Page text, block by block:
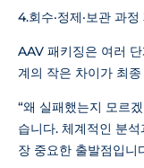
4.회수·정제·보관 과정
AAV 패키징은 여러
계의 작은 차이가 최
“왜 실패했는지 모르
습니다. 체계적인 분
장 중요한 출발점입니